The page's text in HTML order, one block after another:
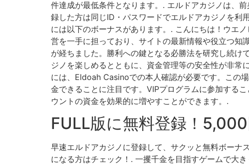
件達成が最低条件となります。. エルドアカジノは、
録した方は同じID・パスワードでエルドアカジノを利
には以下のボーナスがあります。. こんにちは！ウエ
営を一手に担っており、サイトの最新情報や役立つ知
が経ちました。勝利への鍵となる必勝法を研究し続け
ジノを楽しめるとともに、資金管理等の安全性が非
には、Eldoah Casinoでの本人確認が必要です。この
金できることに注目です。VIPプログラムに参加する
ウントの資金を効果的に増やすことができます。.
FULL版に無料登録！
早速エルドアカジノに登録して、サクッと無料ボーナ
になる方はチェック！. 一攫千金を目指すゲームで大